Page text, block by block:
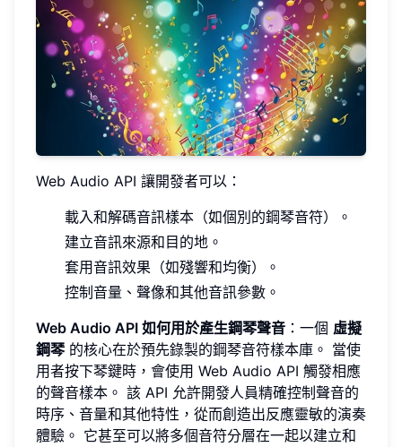
Web Audio API 讓開發者可以：
載入和解碼音訊樣本（如個別的鋼琴音符）。
建立音訊來源和目的地。
套用音訊效果（如殘響和均衡）。
控制音量、聲像和其他音訊參數。
Web Audio API 如何用於產生鋼琴聲音 ：一個 虛擬
鋼琴的核心在於預先錄製的鋼琴音符樣本庫。 當使
用者按下琴鍵時，會使用 Web Audio API 觸發相應
的聲音樣本。 該 API 允許開發人員精確控制聲音的
時序、音量和其他特性，從而創造出反應靈敏的演奏
體驗。 它甚至可以將多個音符分層在一起以建立和